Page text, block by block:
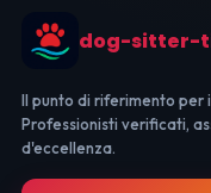
dog-sitter-
Il punto di riferimento per
Professionisti verificati,
d'eccellenza.